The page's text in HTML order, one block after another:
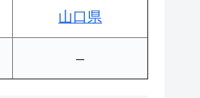
山口県
–